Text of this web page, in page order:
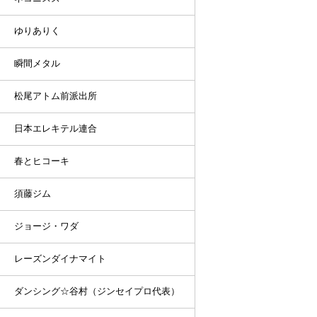
ゆりありく
瞬間メタル
松尾アトム前派出所
日本エレキテル連合
春とヒコーキ
須藤ジム
ジョージ・ワダ
レーズンダイナマイト
ダンシング☆谷村（ジンセイプロ代表）